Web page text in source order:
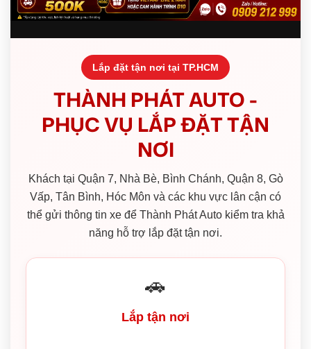
Lắp đặt tận nơi tại TP.HCM
THÀNH PHÁT AUTO -
PHỤC VỤ LẮP ĐẶT TẬN
NƠI
Khách tại Quận 7, Nhà Bè, Bình Chánh, Quận 8, Gò
Vấp, Tân Bình, Hóc Môn và các khu vực lân cận có
thể gửi thông tin xe để Thành Phát Auto kiểm tra khả
năng hỗ trợ lắp đặt tận nơi.
🚗
Lắp tận nơi